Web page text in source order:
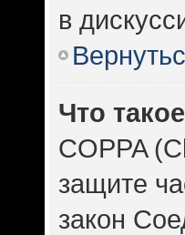
в
Что
COPPA
защите
закон